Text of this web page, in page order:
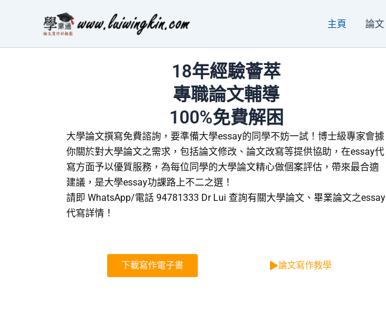
主頁 論文
18年經驗薈萃
專職論文輔導
100%免費解困
大學論文撰寫免費諮詢，要準備大學essay的同學不妨一試！博士級專家會據
你關於對大學論文之需求，包括論文修改、論文改寫等提供協助，在essay代
寫方面予以優質服務，為每位同學的大學論文精心做個案評估，帶來最合適
建議，是大學essay功課路上不二之選！
請即 WhatsApp/電話 94781333 Dr Lui 查詢有關大學論文、畢業論文之essay
代寫詳情！
下載寫作電子書 論文寫作教學